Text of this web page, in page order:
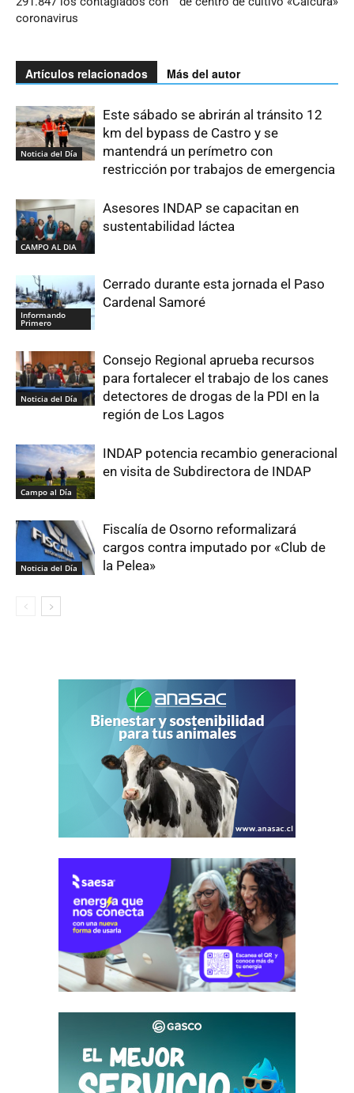
coronavirus
Artículos relacionados Más del autor
Noticia del Día
Este sábado se abrirán al tránsito 12
km del bypass de Castro y se
mantendrá un perímetro con
restricción por trabajos de emergencia
CAMPO AL DIA
Asesores INDAP se capacitan en
sustentabilidad láctea
Informando
Primero
Cerrado durante esta jornada el Paso
Cardenal Samoré
Noticia del Día
Consejo Regional aprueba recursos
para fortalecer el trabajo de los canes
detectores de drogas de la PDI en la
región de Los Lagos
Campo al Día
INDAP potencia recambio generacional
en visita de Subdirectora de INDAP
Noticia del Día
Fiscalía de Osorno reformalizará
cargos contra imputado por «Club de
la Pelea»